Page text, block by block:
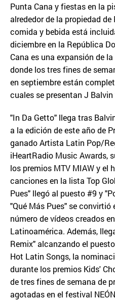
Punta Cana y fiestas en la
alrededor de la propiedad de
comida y bebida está
diciembre en la República
Cana es una expansión de
donde los tres fines de
en septiembre están
cuales se presentan J
"In Da Getto" llega tras
a la edición de este año de
ganado Artista Latin Pop/
iHeartRadio Music Awards,
los premios MTV MIAW y el
canciones en la lista Top
Pues" llegó al puesto #9 y
"Qué Más Pues" se
número de vídeos creados
Latinoamérica. Además,
Remix" alcanzando el
Hot Latin Songs, la
durante los premios Kids'
de tres fines de semana de
agotadas en el festival